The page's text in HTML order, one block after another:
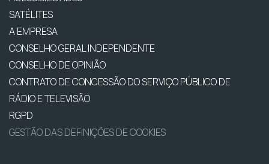
SATÉLITES
A EMPRESA
CONSELHO GERAL INDEPENDENTE
CONSELHO DE OPINIÃO
CONTRATO DE CONCESSÃO DO SERVIÇO PÚBLICO DE
RÁDIO E TELEVISÃO
RGPD
GESTÃO DAS DEFINIÇÕES DE COOKIES